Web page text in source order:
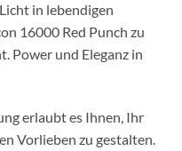
in lebendigen
16000 Red Punch zu
Power und Eleganz in
erlaubt es Ihnen, Ihr
Vorlieben zu gestalten.